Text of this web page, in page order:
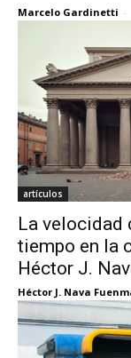
Marcelo Gardinetti -
artículos
La velocidad
tiempo en la
Héctor J.
Héctor J. Nava